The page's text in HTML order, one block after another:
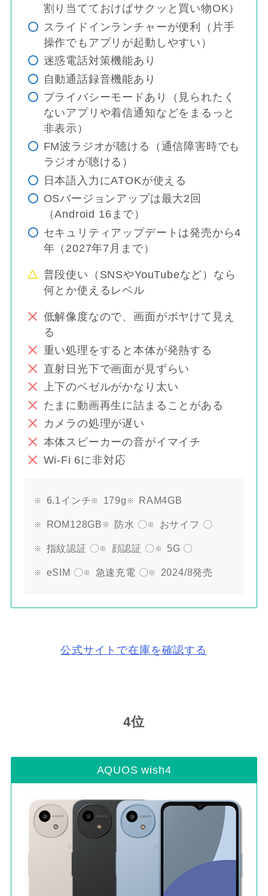
割り当てておけばサクッと買い物OK）
スライドインランチャーが便利（片手
操作でもアプリが起動しやすい）
迷惑電話対策機能あり
自動通話録音機能あり
プライバシーモードあり（見られたく
ないアプリや着信通知などをまるっと
非表示）
FM波ラジオが聴ける（通信障害時でも
ラジオが聴ける）
日本語入力にATOKが使える
OSバージョンアップは最大2回
（Android 16まで）
セキュリティアップデートは発売から4
年（2027年7月まで）
普段使い（SNSやYouTubeなど）なら
何とか使えるレベル
低解像度なので、画面がボヤけて見え
る
重い処理をすると本体が発熱する
直射日光下で画面が見ずらい
上下のベゼルがかなり太い
たまに動画再生に詰まることがある
カメラの処理が遅い
本体スピーカーの音がイマイチ
Wi-Fi 6に非対応
6.1インチ 179g RAM4GB
ROM128GB 防水 〇 おサイフ 〇
指紋認証 〇 顔認証 〇 5G 〇
eSIM 〇 急速充電 〇 2024/8発売
公式サイトで在庫を確認する
4位
AQUOS wish4